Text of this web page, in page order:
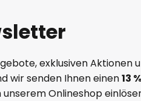
exklusiven Aktionen
wir senden Ihnen einen13 %
Onlineshop